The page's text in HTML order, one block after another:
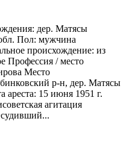
дер. Матясы
Пол: мужчина
происхождение: из
Профессия / место
Место
р-н, дер. Матясы
ареста: 15 июня 1951 г.
агитация